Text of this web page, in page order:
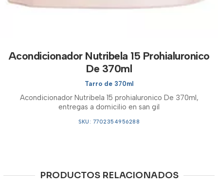
Acondicionador Nutribela 15 Prohialuronico
De 370ml
Tarro de 370ml
Acondicionador Nutribela 15 prohialuronico De 370ml,
entregas a domicilio en san gil
SKU: 7702354956288
PRODUCTOS RELACIONADOS